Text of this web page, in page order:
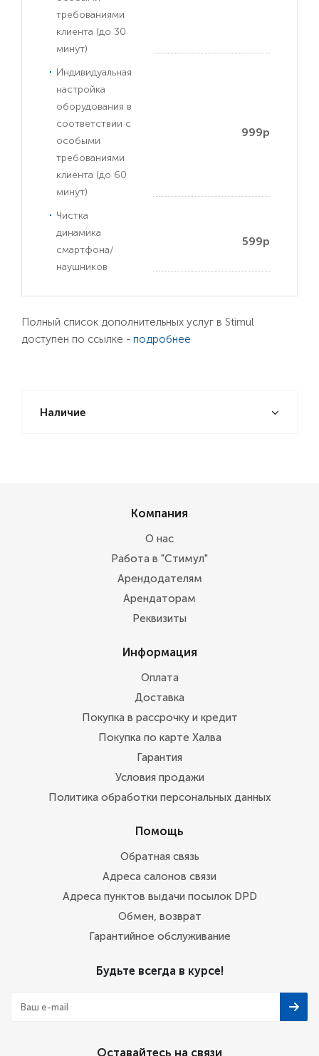
требованиями
клиента (до 30
минут)
Индивидуальная
настройка
оборудования в
соответствии с
особыми
требованиями
клиента (до 60
минут)
999р
Чистка
динамика
смартфона/
наушников
599р
Полный список дополнительных услуг в Stimul
доступен по ссылке - подробнее
Наличие
Компания
О нас
Работа в "Стимул"
Арендодателям
Арендаторам
Реквизиты
Информация
Оплата
Доставка
Покупка в рассрочку и кредит
Покупка по карте Халва
Гарантия
Условия продажи
Политика обработки персональных данных
Помощь
Обратная связь
Адреса салонов связи
Адреса пунктов выдачи посылок DPD
Обмен, возврат
Гарантийное обслуживание
Будьте всегда в курсе!
Оставайтесь на связи